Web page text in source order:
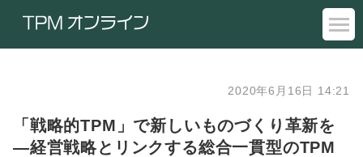
2020年6月16日 14:21
「戦略的TPM」で新しいものづくり革新を
―経営戦略とリンクする総合一貫型のTPM